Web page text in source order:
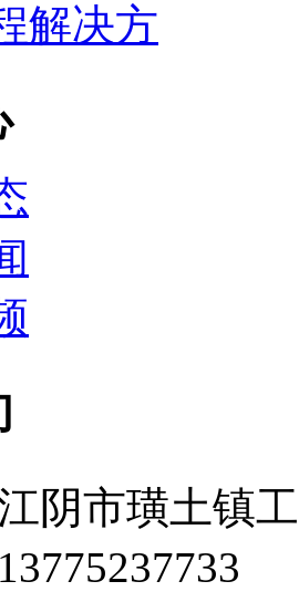
解决方
阴市璜土镇